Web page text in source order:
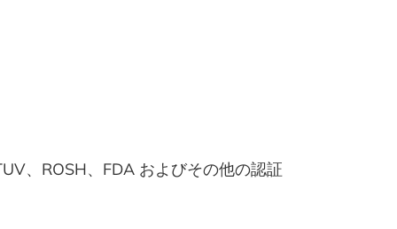
、ROSH、FDA およびその他の認証